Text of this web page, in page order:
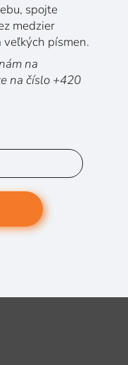
spojte
medzier
písmen.
na
na číslo +420